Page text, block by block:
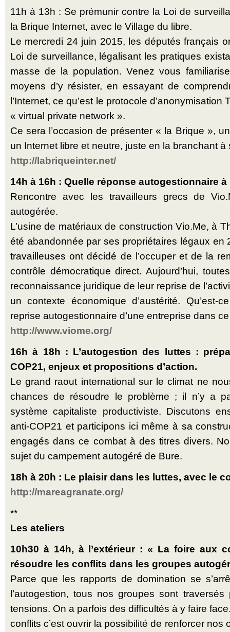
11h à 13h : Se prémunir contre la Loi de
la Brique Internet, avec le Village du libre.
Le mercredi 24 juin 2015, les députés français
Loi de surveillance, légalisant les pratiques
masse de la population. Venez vous
moyens d’y résister, en essayant de
l’Internet, ce qu’est le protocole d’anonymisation
« virtual private network ».
Ce sera l’occasion de présenter « la Brique »,
un Internet libre et neutre, juste en la branchant à
http://labriqueinter.net/
14h à 16h : Quelle réponse autogestionnaire à
Rencontre avec les travailleurs grecs de
autogérée.
L’usine de matériaux de construction Vio.Me, à
été abandonnée par ses propriétaires légaux en
travailleuses ont décidé de l’occuper et de la
contrôle démocratique direct. Aujourd’hui,
reconnaissance juridique de leur reprise de
un contexte économique d’austérité. Qu’est-
reprise autogestionnaire d’une entreprise dans
http://www.viome.org/
16h à 18h : L’autogestion des luttes :
COP21, enjeux et propositions d’action.
Le grand raout international sur le climat ne
chances de résoudre le problème ; il n’y a
système capitaliste productiviste. Discutons
anti-COP21 et participons ici même à sa
engagés dans ce combat à des titres divers.
sujet du campement autogéré de Bure.
18h à 20h : Le plaisir dans les luttes, avec le
http://mareagranate.org/
**
Les ateliers
10h30 à 14h, à l’extérieur : « La foire aux
résoudre les conflits dans les groupes
Parce que les rapports de domination se
l’autogestion, tous nos groupes sont
tensions. On a parfois des difficultés à y faire
conflits c’est ouvrir la possibilité de renforcer nos